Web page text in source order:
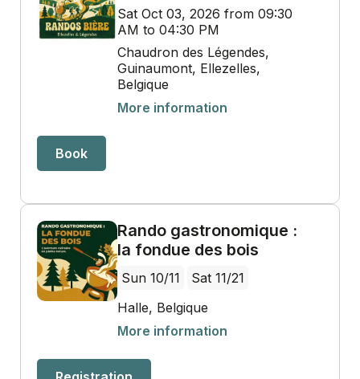
Sat Oct 03, 2026 from 09:30
AM to 04:30 PM
Chaudron des Légendes,
Guinaumont, Ellezelles,
Belgique
More information
Book
Rando gastronomique :
la fondue des bois
Sun 10/11
Sat 11/21
Halle, Belgique
More information